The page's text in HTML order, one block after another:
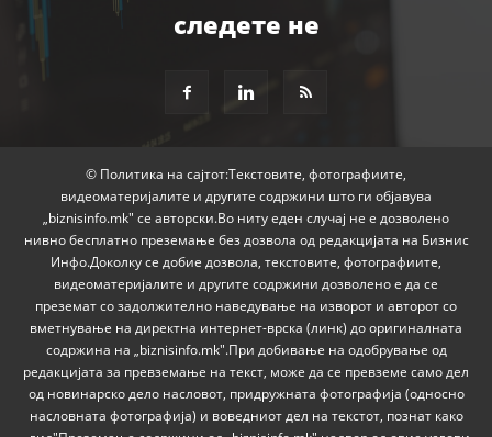
следете не
© Политика на сајтот:Текстовите, фотографиите,
видеоматеријалите и другите содржини што ги објавува
„biznisinfo.mk" се авторски.Во ниту еден случај не е дозволено
нивно бесплатно преземање без дозвола од редакцијата на Бизнис
Инфо.Доколку се добие дозвола, текстовите, фотографиите,
видеоматеријалите и другите содржини дозволено е да се
преземат со задолжително наведување на изворот и авторот со
вметнување на директна интернет-врска (линк) до оригиналната
содржина на „biznisinfo.mk".При добивање на одобрување од
редакцијата за превземање на текст, може да се превземе само дел
од новинарско дело насловот, придружната фотографија (односно
насловната фотографија) и воведниот дел на текстот, познат како